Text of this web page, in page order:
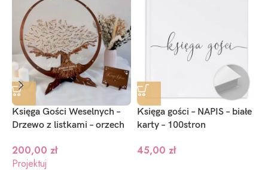
Księga Gości Weselnych –
Drzewo z listkami – orzech
200,00 zł
Projektuj
Księga gości – NAPIS – białe
karty – 100stron
45,00 zł